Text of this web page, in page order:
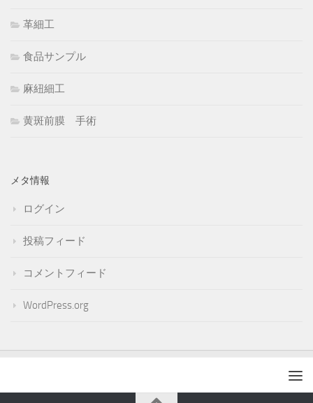
革細工
食品サンプル
麻紐細工
黄斑前膜 手術
メタ情報
ログイン
投稿フィード
コメントフィード
WordPress.org